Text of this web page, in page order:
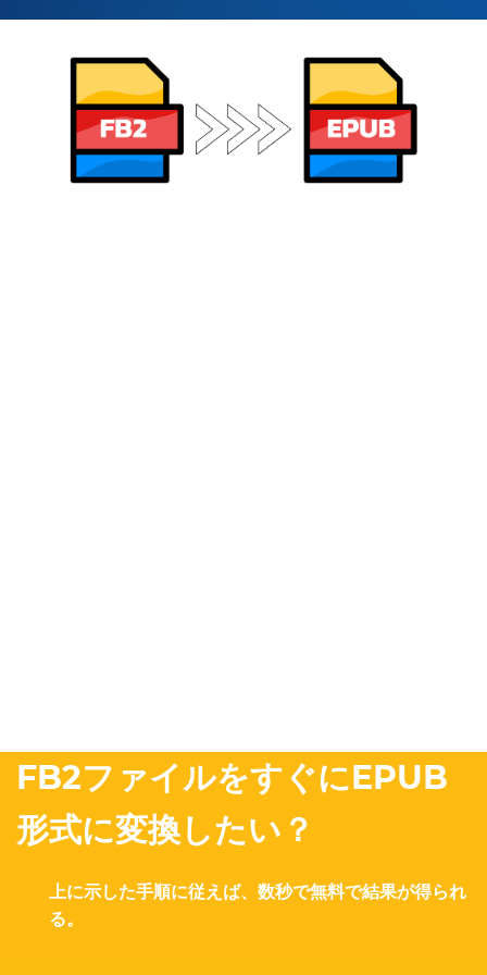
FB2ファイルをすぐにEPUB
形式に変換したい？
上に示した手順に従えば、数秒で無料で結果が得られ
る。